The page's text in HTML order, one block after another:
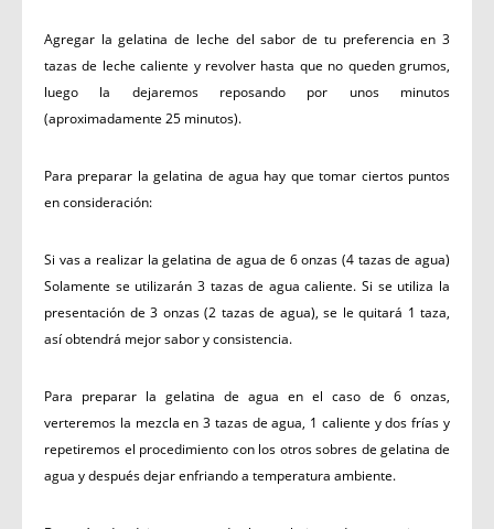
Agregar la gelatina de leche del sabor de tu preferencia en 3
tazas de leche caliente y revolver hasta que no queden grumos,
luego la dejaremos reposando por unos minutos
(aproximadamente 25 minutos).
Para preparar la gelatina de agua hay que tomar ciertos puntos
en consideración:
Si vas a realizar la gelatina de agua de 6 onzas (4 tazas de agua)
Solamente se utilizarán 3 tazas de agua caliente. Si se utiliza la
presentación de 3 onzas (2 tazas de agua), se le quitará 1 taza,
así obtendrá mejor sabor y consistencia.
Para preparar la gelatina de agua en el caso de 6 onzas,
verteremos la mezcla en 3 tazas de agua, 1 caliente y dos frías y
repetiremos el procedimiento con los otros sobres de gelatina de
agua y después dejar enfriando a temperatura ambiente.